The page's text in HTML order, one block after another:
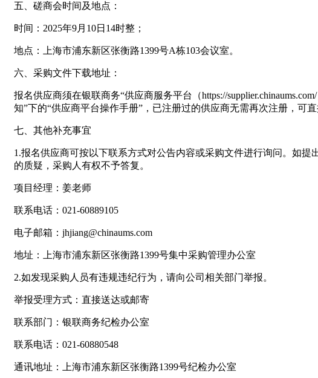
五、磋商会时间及地点：
时间：2025年9月10日14时整；
地点：上海市浦东新区张衡路1399号A栋103会议室。
六、采购文件下载地址：
报名供应商须在银联商务“供应商服务平台（https://
知”下的“供应商平台操作手册”，已注册过的供应商无需再次注册，可
七、其他补充事宜
1.报名供应商可按以下联系方式对公告内容或采购文件进行询问。如
的质疑，采购人有权不予答复。
项目经理：姜老师
联系电话：021-60889105
电子邮箱：jhjiang@chinaums.com
地址：上海市浦东新区张衡路1399号集中采购管理办公室
2.如发现采购人员有违规违纪行为，请向公司相关部门举报。
举报受理方式：直接送达或邮寄
联系部门：银联商务纪检办公室
联系电话：021-60880548
通讯地址：上海市浦东新区张衡路1399号纪检办公室